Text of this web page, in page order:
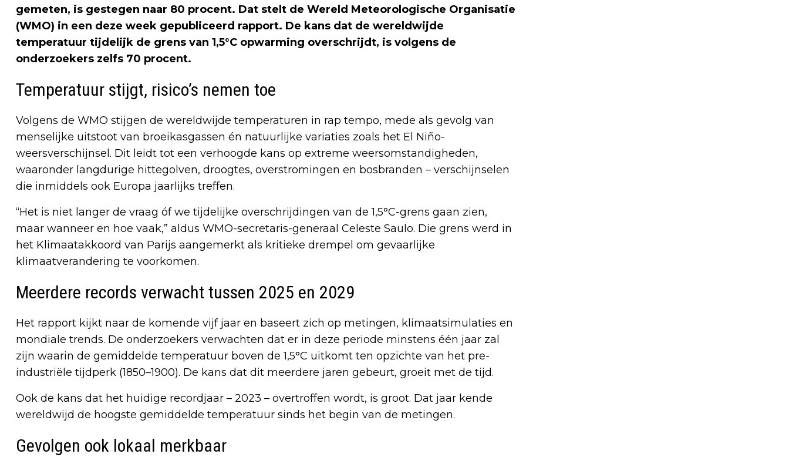
gemeten, is gestegen naar 80 procent. Dat stelt de Wereld Meteorologische Organisatie
(WMO) in een deze week gepubliceerd rapport. De kans dat de wereldwijde
temperatuur tijdelijk de grens van 1,5°C opwarming overschrijdt, is volgens de
onderzoekers zelfs 70 procent.
Temperatuur stijgt, risico’s nemen toe
Volgens de WMO stijgen de wereldwijde temperaturen in rap tempo, mede als gevolg van
menselijke uitstoot van broeikasgassen én natuurlijke variaties zoals het El Niño-
weersverschijnsel. Dit leidt tot een verhoogde kans op extreme weersomstandigheden,
waaronder langdurige hittegolven, droogtes, overstromingen en bosbranden – verschijnselen
die inmiddels ook Europa jaarlijks treffen.
“Het is niet langer de vraag óf we tijdelijke overschrijdingen van de 1,5°C-grens gaan zien,
maar wanneer en hoe vaak,” aldus WMO-secretaris-generaal Celeste Saulo. Die grens werd in
het Klimaatakkoord van Parijs aangemerkt als kritieke drempel om gevaarlijke
klimaatverandering te voorkomen.
Meerdere records verwacht tussen 2025 en 2029
Het rapport kijkt naar de komende vijf jaar en baseert zich op metingen, klimaatsimulaties en
mondiale trends. De onderzoekers verwachten dat er in deze periode minstens één jaar zal
zijn waarin de gemiddelde temperatuur boven de 1,5°C uitkomt ten opzichte van het pre-
industriële tijdperk (1850–1900). De kans dat dit meerdere jaren gebeurt, groeit met de tijd.
Ook de kans dat het huidige recordjaar – 2023 – overtroffen wordt, is groot. Dat jaar kende
wereldwijd de hoogste gemiddelde temperatuur sinds het begin van de metingen.
Gevolgen ook lokaal merkbaar